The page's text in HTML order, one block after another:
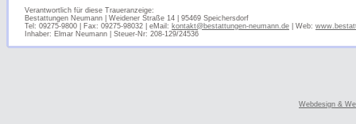
Verantwortlich für diese Traueranzeige:
Bestattungen Neumann | Weidener Straße 14 | 95469 Speichersdorf
Tel: 09275-9800 | Fax: 09275-98032 | eMail: kontakt@bestattungen-neumann.de | Web:
Inhaber: Elmar Neumann | Steuer-Nr: 208-129/24536
Webdesign &